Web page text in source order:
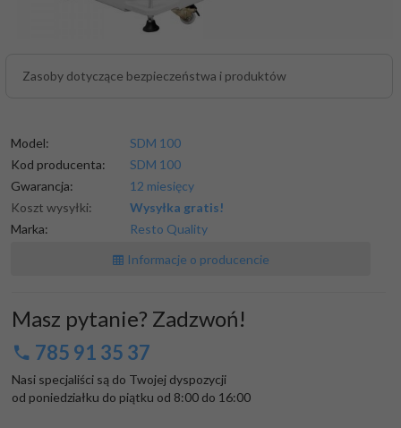
Zasoby dotyczące bezpieczeństwa i produktów
Model:
SDM 100
Kod producenta:
SDM 100
Gwarancja:
12 miesięcy
Koszt wysyłki:
Wysyłka gratis!
Marka:
Resto Quality
Informacje o producencie
Masz pytanie? Zadzwoń!
785 91 35 37
Nasi specjaliści są do Twojej dyspozycji
od poniedziałku do piątku od 8:00 do 16:00